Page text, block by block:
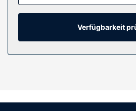
Herdplatte und Mikrowellen. Ein
(kostenlos) ist ebenso verfügbar
Badezimmer mit Duschwannen
Komfortbadewannen und
Ausstattung der Anlage
gehören zudem kostenloses WLAN,
Verfügbarkeit